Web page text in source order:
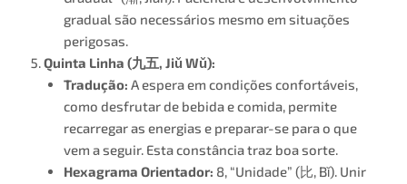
gradual são necessários mesmo em situações
perigosas.
Quinta Linha (九五, Jiǔ Wǔ):
Tradução: A espera em condições confortáveis,
como desfrutar de bebida e comida, permite
recarregar as energias e preparar-se para o que
vem a seguir. Esta constância traz boa sorte.
Hexagrama Orientador: 8, “Unidade” (比, Bǐ). Unir